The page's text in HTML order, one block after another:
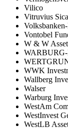
Vilico
Vitruvius
Vontobel
W & W
WWK
Wallberg
Walser
Warburg
WestAm
WestInvest
WestLB